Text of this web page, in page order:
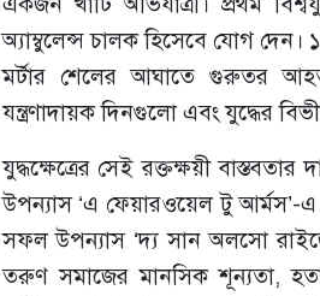
অ্যাম্বুলেন্স চালক হিসেবে যোগ দেন।
মর্টার শেলের আঘাতে গুরুতর
যন্ত্রণাদায়ক দিনগুলো এবং যুদ্ধের
যুদ্ধক্ষেত্রের সেই রক্তক্ষয়ী
উপন্যাস ‘এ ফেয়ারওয়েল টু আর্মস’-
সফল উপন্যাস ‘দ্য সান অলসো
তরুণ সমাজের মানসিক শূন্যতা,